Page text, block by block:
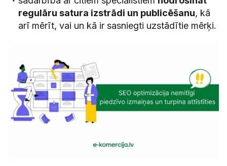
regulāru satura izstrādi un publicēšanu, kā
arī mērīt, vai un kā ir sasniegti uzstādītie mērķi.